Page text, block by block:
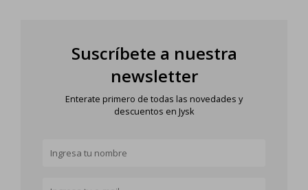
Suscríbete a nuestra
newsletter
Enterate primero de todas las novedades y
descuentos en Jysk